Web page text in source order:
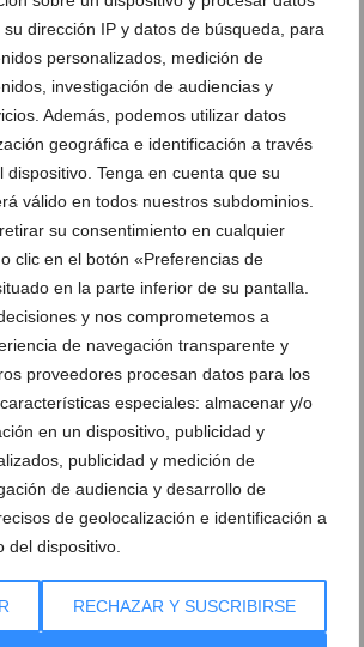
dirección IP y datos de búsqueda, para
personalizados, medición de
investigación de audiencias y
Además, podemos utilizar datos
geográfica e identificación a través
dispositivo. Tenga en cuenta que su
válido en todos nuestros subdominios.
su consentimiento en cualquier
clic en el botón «Preferencias de
en la parte inferior de su pantalla.
y nos comprometemos a
de navegación transparente y
proveedores procesan datos para los
especiales: almacenar y/o
en un dispositivo, publicidad y
publicidad y medición de
de audiencia y desarrollo de
de geolocalización e identificación a
del dispositivo.
RECHAZAR Y SUSCRIBIRSE
marcas para carpintería de
en Aluvent
regular la cantidad de luz: una
de Aluvent